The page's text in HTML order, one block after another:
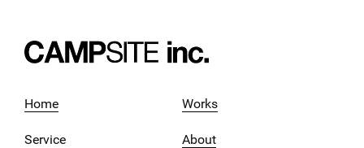
Home
Service
Works
About